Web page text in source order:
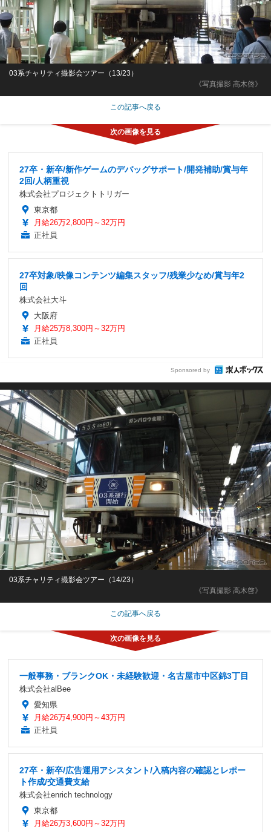
《写真撮影 高木啓》
03系チャリティ撮影会ツアー（13/23）
この記事へ戻る
27卒・新卒/新作ゲームのデバッグサポート/開発補助/賞与年
2回/人柄重視
株式会社プロジェクトトリガー
東京都
月給26万2,800円～32万円
正社員
27卒対象/映像コンテンツ編集スタッフ/残業少なめ/賞与年2
回
株式会社大斗
大阪府
月給25万8,300円～32万円
正社員
Sponsored by
《写真撮影 高木啓》
03系チャリティ撮影会ツアー（14/23）
この記事へ戻る
一般事務・ブランクOK・未経験歓迎・名古屋市中区錦3丁目
株式会社alBee
愛知県
月給26万4,900円～43万円
正社員
27卒・新卒/広告運用アシスタント/入稿内容の確認とレポー
ト作成/交通費支給
株式会社enrich technology
東京都
月給26万3,600円～32万円